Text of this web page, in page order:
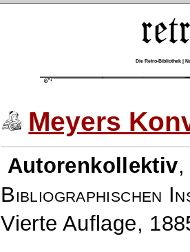
Die Retro-Bibliothek |
Meyers
Autorenkollektiv
Bibliographischen
Vierte Auflage,